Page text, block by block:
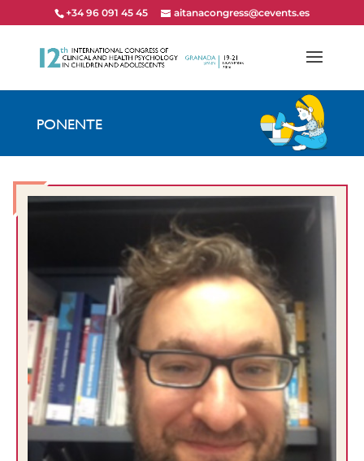
+34 96 091 45 45 aitanacongress@cevents.es
PONENTE